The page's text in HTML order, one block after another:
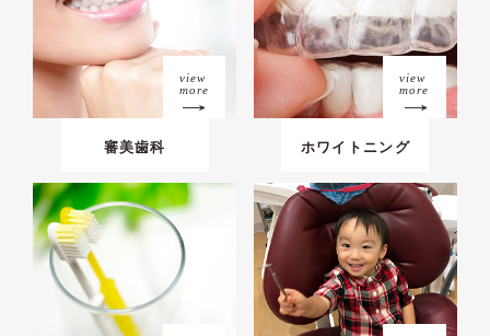
view
more
審美歯科
view
more
ホワイトニング